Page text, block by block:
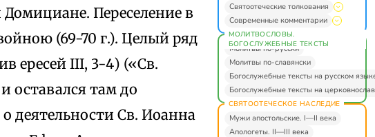
Переселение в
(69-70 г.). Целый ряд
ересей III, 3-4) («Св.
оставался там до
деятельности Св. Иоанна
Святоотеческие толкования
Современные комментарии
МОЛИТВОСЛОВЫ.
БОГОСЛУЖЕБНЫЕ ТЕКСТЫ
Молитвы по-русски
Молитвы по-славянски
Богослужебные тексты на русском
Богослужебные тексты на
СВЯТООТЕЧЕСКОЕ НАСЛЕДИЕ
Мужи апостольские. I—II века
Апологеты. II—III века